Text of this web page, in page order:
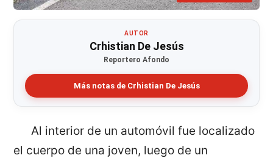
AUTOR
Crhistian De Jesús
Reportero Afondo
Más notas de Crhistian De Jesús
Al interior de un automóvil fue localizado
el cuerpo de una joven, luego de un